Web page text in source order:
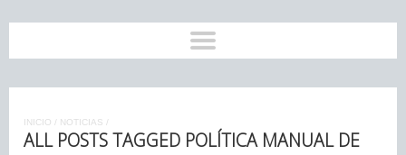
INICIO / NOTICIAS /
ALL POSTS TAGGED POLÍTICA MANUAL DE